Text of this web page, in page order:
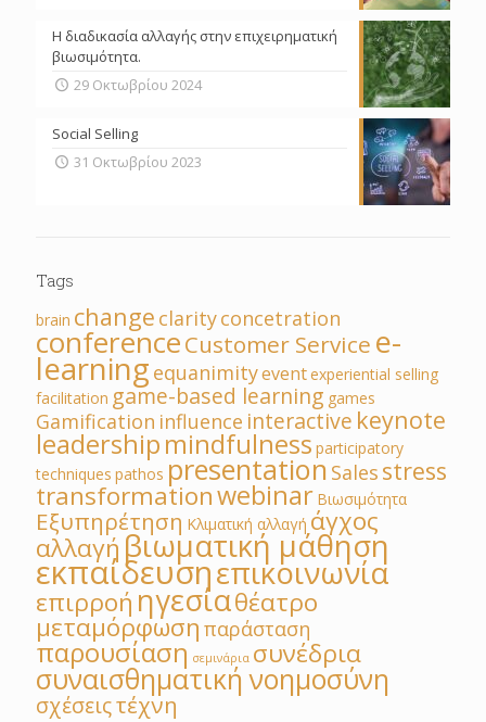
Η διαδικασία αλλαγής στην επιχειρηματική
βιωσιμότητα.
29 Οκτωβρίου 2024
Social Selling
31 Οκτωβρίου 2023
Tags
brain change clarityconcetration
conferenceCustomer Service e-
learning equanimityeventexperiential selling
facilitation game-based learning games
Gamification influence interactive keynote
leadershipmindfulness participatory
techniques pathos presentation Sales stress
transformationwebinar Βιωσιμότητα
Εξυπηρέτηση Κλιματική αλλαγή άγχος
αλλαγή βιωματική μάθηση
εκπαίδευσηεπικοινωνία
επιρροή ηγεσίαθέατρο
μεταμόρφωση παράσταση
παρουσίαση σεμινάρια συνέδρια
συναισθηματική νοημοσύνη
σχέσειςτέχνη